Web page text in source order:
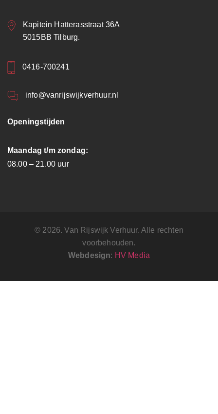
Kapitein Hatterasstraat 36A
5015BB Tilburg.
0416-700241
info@vanrijswijkverhuur.nl
Openingstijden
Maandag t/m zondag:
08.00 – 21.00 uur
© 2026. Van Rijswijk Verhuur. Alle rechten
voorbehouden.
Webdesign: HV Media